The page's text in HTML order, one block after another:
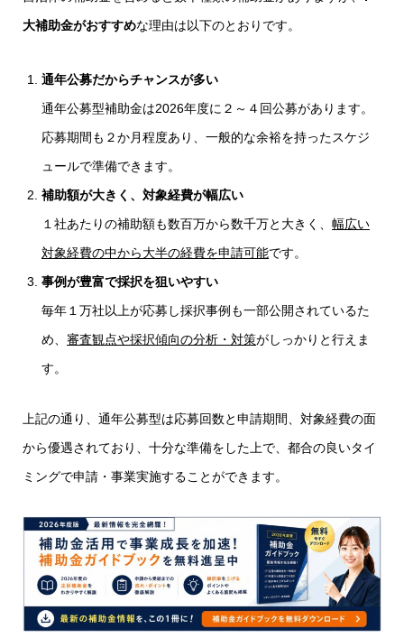
大補助金がおすすめな理由は以下のとおりです。
通年公募だからチャンスが多い
通年公募型補助金は2026年度に２～４回公募があります。
応募期間も２か月程度あり、一般的な余裕を持ったスケジ
ュールで準備できます。
補助額が大きく、対象経費が幅広い
１社あたりの補助額も数百万から数千万と大きく、 幅広い
対象経費の中から大半の経費を申請可能です。
事例が豊富で採択を狙いやすい
毎年１万社以上が応募し採択事例も一部公開されているた
め、 審査観点や採択傾向の分析・対策がしっかりと行えま
す。
上記の通り、通年公募型は応募回数と申請期間、対象経費の面
から優遇されており、十分な準備をした上で、都合の良いタイ
ミングで申請・事業実施することができます。